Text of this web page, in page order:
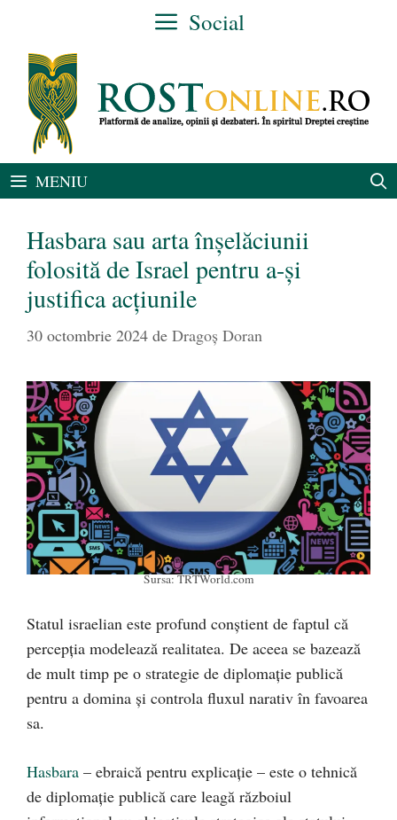
conținut
Social
MENIU
Hasbara sau arta înșelăciunii
folosită de Israel pentru a-și
justifica acțiunile
30 octombrie 2024 de Dragoș Doran
Sursa: TRTWorld.com
Statul israelian este profund conștient de faptul că
percepția modelează realitatea. De aceea se bazează
de mult timp pe o strategie de diplomație publică
pentru a domina și controla fluxul narativ în favoarea
sa.
Hasbara – ebraică pentru explicație – este o tehnică
de diplomație publică care leagă războiul